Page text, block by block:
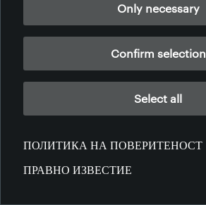
Only necessary
Confirm selection
Select all
ПОЛИТИКА НА ПОВЕРИТЕНОСТ
ПРАВНО ИЗВЕСТИЕ